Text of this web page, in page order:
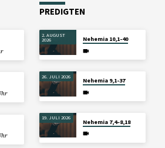
PREDIGTEN
2. AUGUST
2026 Nehemia 10,1-40
26. JULI 2026
Nehemia 9,1-37
19. JULI 2026
Nehemia 7,4–8,18